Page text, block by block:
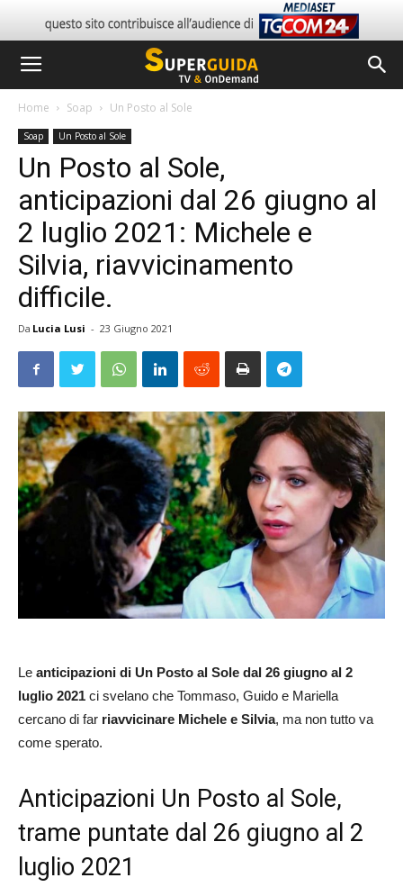
Home Soap Un Posto al Sole
Soap Un Posto al Sole
Un Posto al Sole,
anticipazioni dal 26 giugno al
2 luglio 2021: Michele e
Silvia, riavvicinamento
difficile.
Da Lucia Lusi - 23 Giugno 2021
Le anticipazioni di Un Posto al Sole dal 26 giugno al 2
luglio 2021 ci svelano che Tommaso, Guido e Mariella
cercano di far riavvicinare Michele e Silvia, ma non tutto va
come sperato.
Anticipazioni Un Posto al Sole,
trame puntate dal 26 giugno al 2
luglio 2021